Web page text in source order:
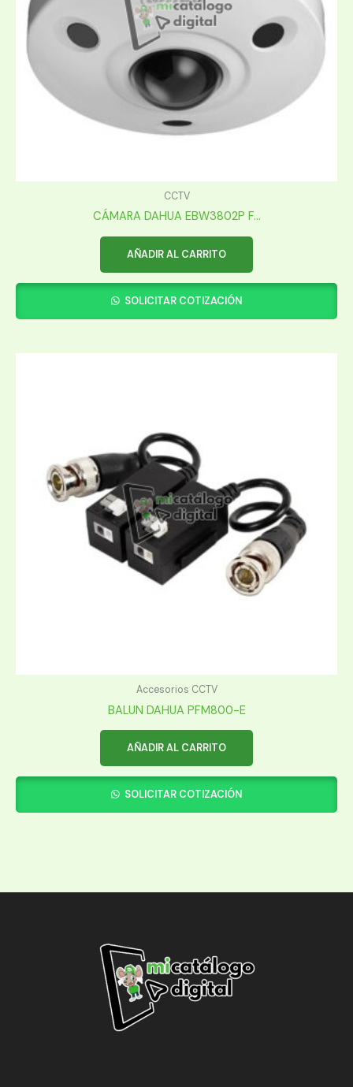
CCTV
CÁMARA DAHUA EBW3802P F...
AÑADIR AL CARRITO
SOLICITAR COTIZACIÓN
Accesorios CCTV
BALUN DAHUA PFM800-E
AÑADIR AL CARRITO
SOLICITAR COTIZACIÓN